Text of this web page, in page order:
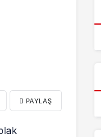
PAYLAŞ